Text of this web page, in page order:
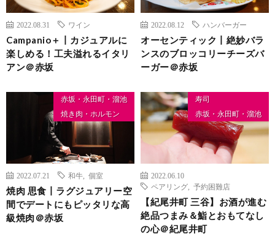
2022.08.31 ワイン
Campanio＋丨カジュアルに
楽しめる！工夫溢れるイタリ
アン＠赤坂
2022.08.12 ハンバーガー
オーセンティック丨絶妙バラ
ンスのブロッコリーチーズバ
ーガー＠赤坂
赤坂・永田町・溜池
焼き肉・ホルモン
2022.07.21 和牛 個室
焼肉 思食丨ラグジュアリー空
間でデートにもピッタリな高
級焼肉＠赤坂
寿司
赤坂・永田町・溜池
2022.06.10
ペアリング
予約困難店
【紀尾井町 三谷】お酒が進む
絶品つまみ＆鮨とおもてなし
の心＠紀尾井町